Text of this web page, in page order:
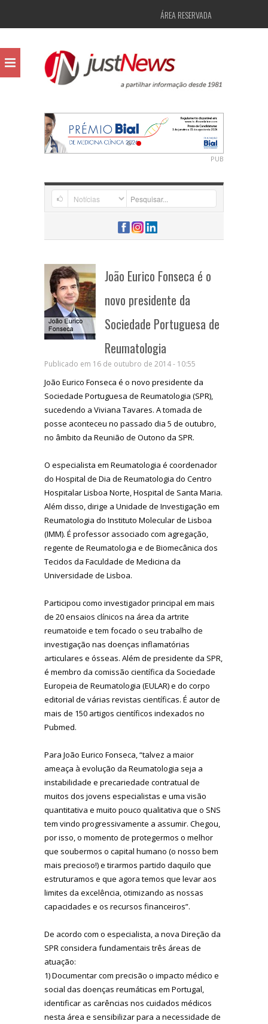
ÁREA RESERVADA
PUB
João Eurico Fonseca é o
novo presidente da
Sociedade Portuguesa de
Reumatologia
Publicado em 16 de outubro de 2014 - 10:55
João Eurico Fonseca é o novo presidente da
Sociedade Portuguesa de Reumatologia (SPR),
sucedendo a Viviana Tavares. A tomada de
posse aconteceu no passado dia 5 de outubro,
no âmbito da Reunião de Outono da SPR.
O especialista em Reumatologia é coordenador
do Hospital de Dia de Reumatologia do Centro
Hospitalar Lisboa Norte, Hospital de Santa Maria.
Além disso, dirige a Unidade de Investigação em
Reumatologia do Instituto Molecular de Lisboa
(IMM). É professor associado com agregação,
regente de Reumatologia e de Biomecânica dos
Tecidos da Faculdade de Medicina da
Universidade de Lisboa.
Participou como investigador principal em mais
de 20 ensaios clínicos na área da artrite
reumatoide e tem focado o seu trabalho de
investigação nas doenças inflamatórias
articulares e ósseas. Além de presidente da SPR,
é membro da comissão científica da Sociedade
Europeia de Reumatologia (EULAR) e do corpo
editorial de várias revistas científicas. É autor de
mais de 150 artigos científicos indexados no
Pubmed.
Para João Eurico Fonseca, “talvez a maior
ameaça à evolução da Reumatologia seja a
instabilidade e precariedade contratual de
muitos dos jovens especialistas e uma visão
quantitativa e muito pouco qualitativa que o SNS
tem vindo progressivamente a assumir. Chegou,
por isso, o momento de protegermos o melhor
que soubermos o capital humano (o nosso bem
mais precioso!) e tirarmos partido daquilo que
estruturamos e que agora temos que levar aos
limites da excelência, otimizando as nossas
capacidades e os recursos financeiros”.
De acordo com o especialista, a nova Direção da
SPR considera fundamentais três áreas de
atuação:
1) Documentar com precisão o impacto médico e
social das doenças reumáticas em Portugal,
identificar as carências nos cuidados médicos
nesta área e sensibilizar para a necessidade de